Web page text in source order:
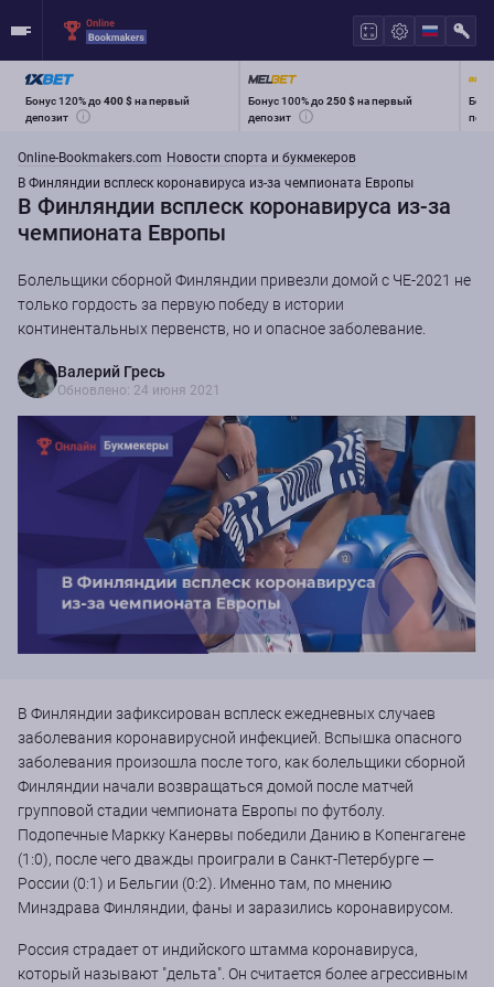
Бонус 120% до400 $на первый
депозит
Бонус 100% до250 $на первый
депозит
Online-Bookmakers.com Новости спорта и букмекеров
В Финляндии всплеск коронавируса из-за чемпионата Европы
В Финляндии всплеск коронавируса из-за
чемпионата Европы
Болельщики сборной Финляндии привезли домой с ЧЕ-2021 не
только гордость за первую победу в истории
континентальных первенств, но и опасное заболевание.
Валерий Гресь
Обновлено: 24 июня 2021
В Финляндии зафиксирован всплеск ежедневных случаев
заболевания коронавирусной инфекцией. Вспышка опасного
заболевания произошла после того, как болельщики сборной
Финляндии начали возвращаться домой после матчей
групповой стадии чемпионата Европы по футболу.
Подопечные Маркку Канервы победили Данию в Копенгагене
(1:0), после чего дважды проиграли в Санкт-Петербурге —
России (0:1) и Бельгии (0:2). Именно там, по мнению
Минздрава Финляндии, фаны и заразились коронавирусом.
Россия страдает от индийского штамма коронавируса,
который называют "дельта". Он считается более агрессивным